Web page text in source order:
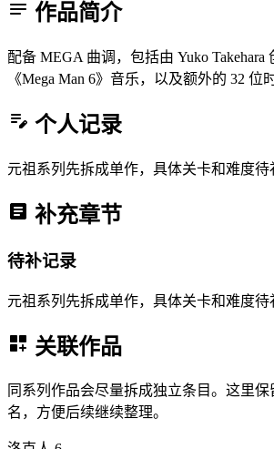
作品简介
配备 MEGA 曲调，包括由 Yuko Takehara
《Mega Man 6》音乐，以及额外的 32 位
个人记录
元祖系列先拆成单作，具体关卡和难度待
补充章节
待补记录
元祖系列先拆成单作，具体关卡和难度待
关联作品
同系列作品会尽量拆成独立条目。这里
名，方便后续继续整理。